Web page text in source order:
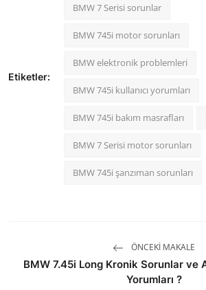
Etiketler:
BMW 7 Serisi sorunlar
BMW 745i motor sorunları
BMW elektronik problemleri
BMW 745i kullanıcı yorumları
BMW 745i bakım masrafları
BMW 7 Serisi motor sorunları
BMW 745i şanzıman sorunları
ÖNCEKI MAKALE
BMW 7.45i Long Kronik Sorunlar ve
Yorumları ?